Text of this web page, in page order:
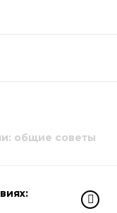
общие советы